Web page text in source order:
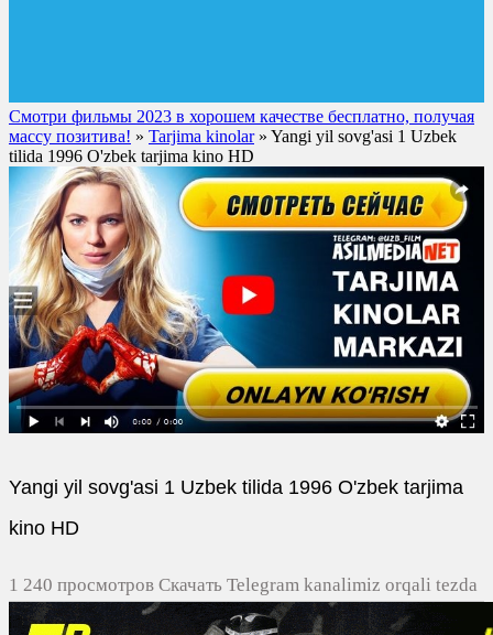
Смотри фильмы 2023 в хорошем качестве бесплатно, получая
массу позитива! » Tarjima kinolar» Yangi yil sovg'asi 1 Uzbek
tilida 1996 O'zbek tarjima kino HD
Yangi yil sovg'asi 1 Uzbek tilida 1996 O'zbek tarjima
kino HD
1 240 просмотров Скачать Telegram kanalimiz orqali tezda
yuklash